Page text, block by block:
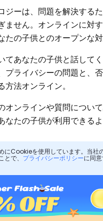
ジーは、問題を解決する
ません。オンラインに対
たの子供とのオープンな対
てあなたの子供と話して
プライバシーの問題と、
法オンライン。
オンラインや質問につい
なたの子供が利用できる
は職業上のアイデンティ
ィを最新に保つための最
にCookieを使用しています。当社
で、 プライバシーポリシーに同